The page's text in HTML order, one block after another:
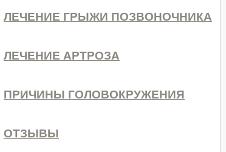
ЛЕЧЕНИЕ ГРЫЖИ ПОЗВОНОЧНИКА
ЛЕЧЕНИЕ АРТРОЗА
ПРИЧИНЫ ГОЛОВОКРУЖЕНИЯ
ОТЗЫВЫ